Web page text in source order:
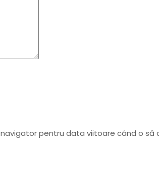
pentru data viitoare când o să